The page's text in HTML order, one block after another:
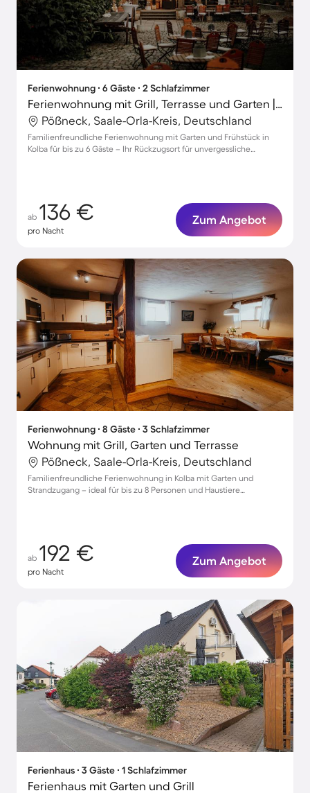
Ferienwohnung ∙ 6 Gäste ∙ 2 Schlafzimmer
Ferienwohnung mit Grill, Terrasse und Garten | Panoramablick
Pößneck, Saale-Orla-Kreis, Deutschland
Familienfreundliche Ferienwohnung mit Garten und Frühstück in
Kolba für bis zu 6 Gäste – Ihr Rückzugsort für unvergessliche
ab 136 €
pro Nacht
Zum Angebot
Ferienwohnung ∙ 8 Gäste ∙ 3 Schlafzimmer
Wohnung mit Grill, Garten und Terrasse
Pößneck, Saale-Orla-Kreis, Deutschland
Familienfreundliche Ferienwohnung in Kolba mit Garten und
Strandzugang – ideal für bis zu 8 Personen und Haustiere
ab 192 €
pro Nacht
Zum Angebot
Ferienhaus ∙ 3 Gäste ∙ 1 Schlafzimmer
Ferienhaus mit Garten und Grill